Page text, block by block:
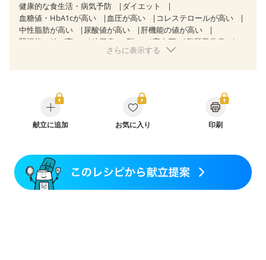
健康的な食生活・病気予防
ダイエット
血糖値・HbA1cが高い
血圧が高い
コレステロールが高い
中性脂肪が高い
尿酸値が高い
肝機能の値が高い
腎機能の値が高い
糖尿病（2型） 高血圧
脂質異常症
胃炎
胃ポリープ
過敏性腸症候群（IBS）
糖尿病性腎症（第３期）
CKD（ステージ１）
CKD（ステージ２）
CKD（ステージ３a）
CKD（ステージ３b）
乳がん治療を終えた方・経過観察中の方など
産後（混合栄養）
産後（ミルク） 関節リウマチ
フレイル（年齢に合わせた体作り）
さらに表示する
献立に追加 お気に入り 印刷